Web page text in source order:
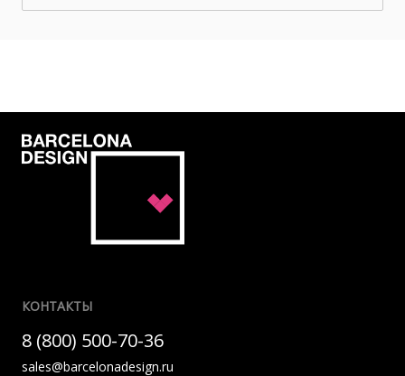
КОНТАКТЫ
8 (800) 500-70-36
sales@barcelonadesign.ru